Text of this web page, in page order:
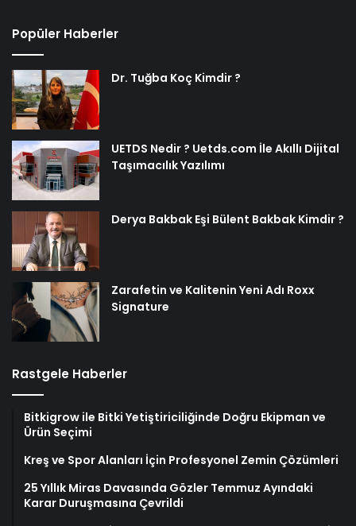
Popüler Haberler
Dr. Tuğba Koç Kimdir ?
UETDS Nedir ? Uetds.com İle Akıllı Dijital
Taşımacılık Yazılımı
Derya Bakbak Eşi Bülent Bakbak Kimdir ?
Zarafetin ve Kalitenin Yeni Adı Roxx
Signature
Rastgele Haberler
Bitkigrow ile Bitki Yetiştiriciliğinde Doğru Ekipman ve
Ürün Seçimi
Kreş ve Spor Alanları İçin Profesyonel Zemin Çözümleri
25 Yıllık Miras Davasında Gözler Temmuz Ayındaki
Karar Duruşmasına Çevrildi